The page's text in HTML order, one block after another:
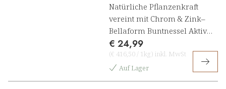
Natürliche Pflanzenkraft
vereint mit Chrom & Zink–
Bellaform Buntnessel Aktiv
Fettstoffwechsel[1]
€ 24,99
(€ 416,50 / 1kg) inkl. MwSt
Auf Lager